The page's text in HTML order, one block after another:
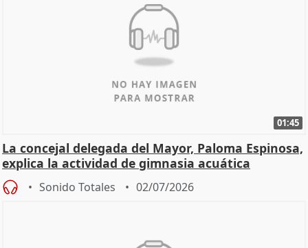
01:45
La concejal delegada del Mayor, Paloma Espinosa,
explica la actividad de gimnasia acuática
Sonido Totales 02/07/2026